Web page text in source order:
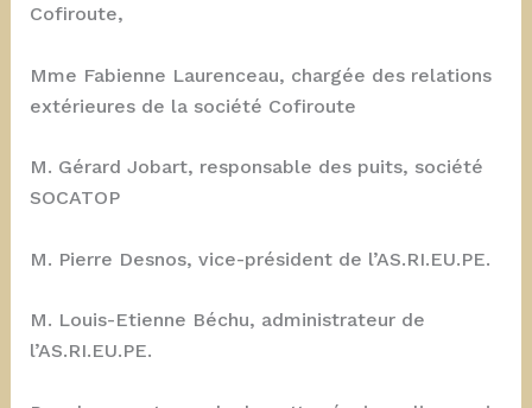
Cofiroute,
Mme Fabienne Laurenceau, chargée des relations
extérieures de la société Cofiroute
M. Gérard Jobart, responsable des puits, société
SOCATOP
M. Pierre Desnos, vice-président de l’AS.RI.EU.PE.
M. Louis-Etienne Béchu, administrateur de
l’AS.RI.EU.PE.